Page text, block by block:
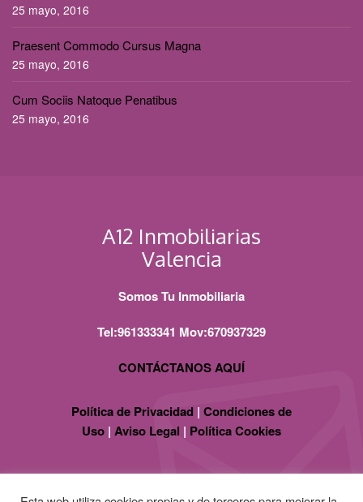
25 mayo, 2016
Praesent Commodo Cursus Magna
25 mayo, 2016
Cum Sociis Natoque Penatibus
25 mayo, 2016
A12 Inmobiliarias
Valencia
Somos Tu Inmobiliaria
Tel:961333341 Mov:670937329
CONTÁCTANOS AQUÍ
Política de Privacidad | Condiciones de
Uso | Aviso Legal | Política Cookies